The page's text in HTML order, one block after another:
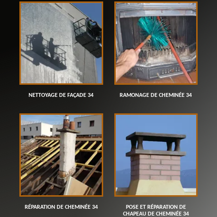
NETTOYAGE DE FAÇADE 34 RAMONAGE DE CHEMINÉE 34
RÉPARATION DE CHEMINÉE 34
POSE ET RÉPARATION DE
CHAPEAU DE CHEMINÉE 34